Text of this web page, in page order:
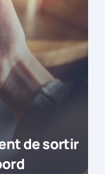
de sortir